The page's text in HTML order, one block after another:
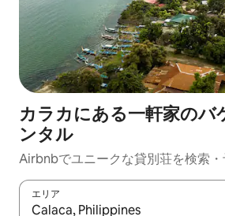
カラカにある一軒家のバ
ンタル
Airbnbでユニークな貸別荘を検索・
エリア
検索結果が表示されたら、上下の矢